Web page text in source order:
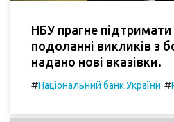
НБУ прагне підтримати
подоланні викликів з
надано нові вказівки.
#Національний банк України #